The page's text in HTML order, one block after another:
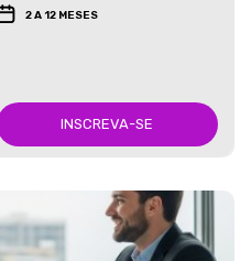
2 A 12 MESES
INSCREVA-SE